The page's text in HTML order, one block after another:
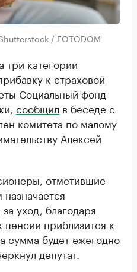
/ FOTODOM
три категории
к страховой
Социальный фонд
сообщил в беседе с
комитета по малому
Алексей
отметившие
уход, благодаря
приблизится к
сумма будет ежегодно
депутат.